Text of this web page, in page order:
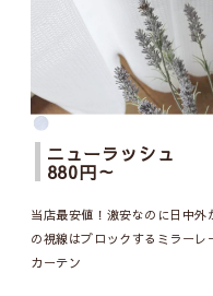
ニューラッシュ
880円～
当店最安値！激安なのに日中外
の視線はブロックするミラーレ
カーテン